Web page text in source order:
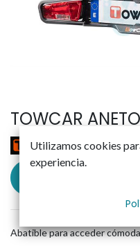
TOWCAR ANETO
Abatible para acceder
Utilizamos cookies
experiencia.